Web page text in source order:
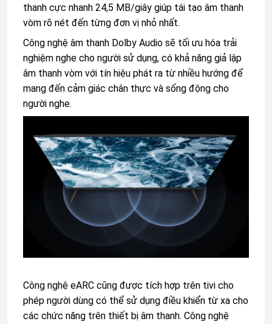
thanh cực nhanh 24,5 MB/giây giúp tái tạo âm thanh
vòm rõ nét đến từng đơn vị nhỏ nhất.
Công nghệ âm thanh Dolby Audio sẽ tối ưu hóa trải
nghiệm nghe cho người sử dụng, có khả năng giả lập
âm thanh vòm với tín hiệu phát ra từ nhiều hướng để
mang đến cảm giác chân thực và sống động cho
người nghe.
Công nghệ eARC cũng được tích hợp trên tivi cho
phép người dùng có thể sử dụng điều khiển từ xa cho
các chức năng trên thiết bị âm thanh. Công nghệ